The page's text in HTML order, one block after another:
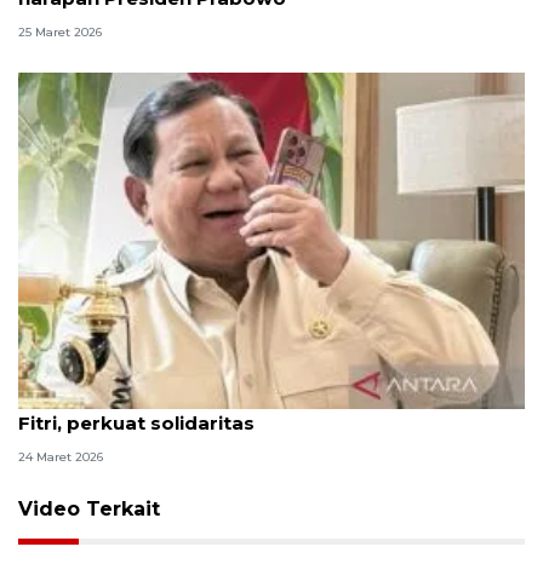
25 Maret 2026
Prabowo telepon Mahmoud Abbas ucapkan Idul
Fitri, perkuat solidaritas
24 Maret 2026
Video Terkait